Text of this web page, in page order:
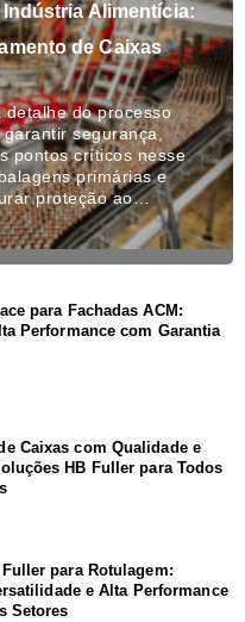
Alimentícia:
de Caixas
do processo
segurança,
pontos críticos nesse
primárias e
proteção ao…
para Fachadas ACM:
Performance com Garantia
Caixas com Qualidade e
HB Fuller para Todos
para Rotulagem:
e Alta Performance
Setores